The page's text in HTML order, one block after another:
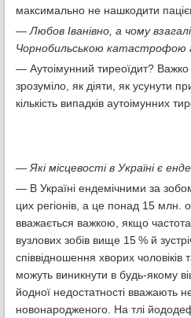
максимально не нашкодити
— Любов Іванівно, а чому
Чорнобильською катастрофою
— Аутоімунний тиреоїдит?
зрозуміло, як діяти, як усунути
кількість випадків аутоімунних
— Які місцевості в Україні є
— В Україні ендемічними за
цих регіонів, а це понад 15 млн.
вважається важкою, якщо
вузлових зобів вище 15 % й
співвідношення хворих
можуть виникнути в будь-якому
йодної недостатності вважають
новонародженого. На тлі